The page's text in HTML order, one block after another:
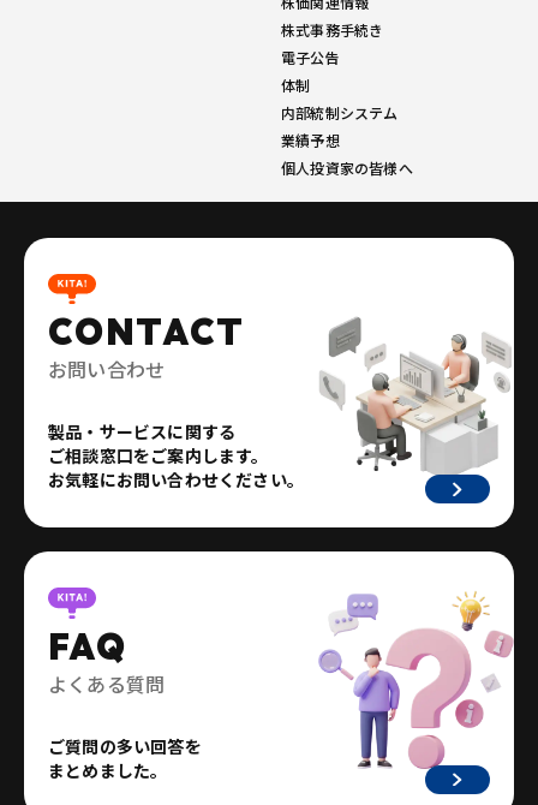
株式事務手続き
電子公告
体制
内部統制システム
業績予想
個人投資家の皆様へ
CONTACT
お問い合わせ
製品・サービスに関する
ご相談窓口をご案内します。
お気軽にお問い合わせください。
FAQ
よくある質問
ご質問の多い回答を
まとめました。